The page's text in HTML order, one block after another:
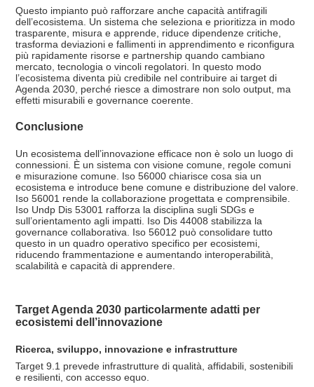
Questo impianto può rafforzare anche capacità antifragili
dell’ecosistema. Un sistema che seleziona e prioritizza in modo
trasparente, misura e apprende, riduce dipendenze critiche,
trasforma deviazioni e fallimenti in apprendimento e riconfigura
più rapidamente risorse e partnership quando cambiano
mercato, tecnologia o vincoli regolatori. In questo modo
l’ecosistema diventa più credibile nel contribuire ai target di
Agenda 2030, perché riesce a dimostrare non solo output, ma
effetti misurabili e governance coerente.
Conclusione
Un ecosistema dell’innovazione efficace non è solo un luogo di
connessioni. È un sistema con visione comune, regole comuni
e misurazione comune. Iso 56000 chiarisce cosa sia un
ecosistema e introduce bene comune e distribuzione del valore.
Iso 56001 rende la collaborazione progettata e comprensibile.
Iso Undp Dis 53001 rafforza la disciplina sugli SDGs e
sull’orientamento agli impatti. Iso Dis 44008 stabilizza la
governance collaborativa. Iso 56012 può consolidare tutto
questo in un quadro operativo specifico per ecosistemi,
riducendo frammentazione e aumentando interoperabilità,
scalabilità e capacità di apprendere.
Target Agenda 2030 particolarmente adatti per
ecosistemi dell’innovazione
Ricerca, sviluppo, innovazione e infrastrutture
Target 9.1 prevede infrastrutture di qualità, affidabili, sostenibili
e resilienti, con accesso equo.